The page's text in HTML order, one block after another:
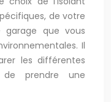
de votre
que vous
Il
les différentes
prendre une